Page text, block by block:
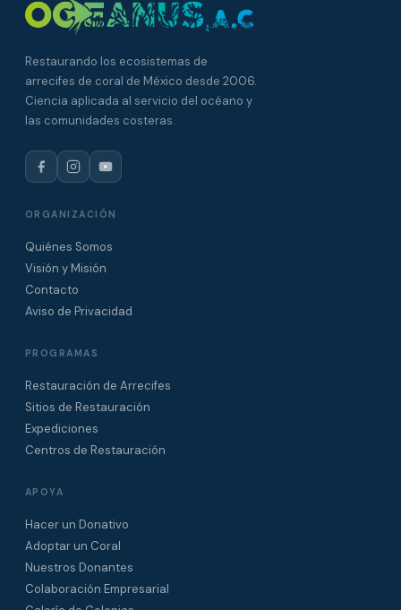
Restaurando los ecosistemas de
arrecifes de coral de México desde 2006.
Ciencia aplicada al servicio del océano y
las comunidades costeras.
ORGANIZACIÓN
Quiénes Somos
Visión y Misión
Contacto
Aviso de Privacidad
PROGRAMAS
Restauración de Arrecifes
Sitios de Restauración
Expediciones
Centros de Restauración
APOYA
Hacer un Donativo
Adoptar un Coral
Nuestros Donantes
Colaboración Empresarial